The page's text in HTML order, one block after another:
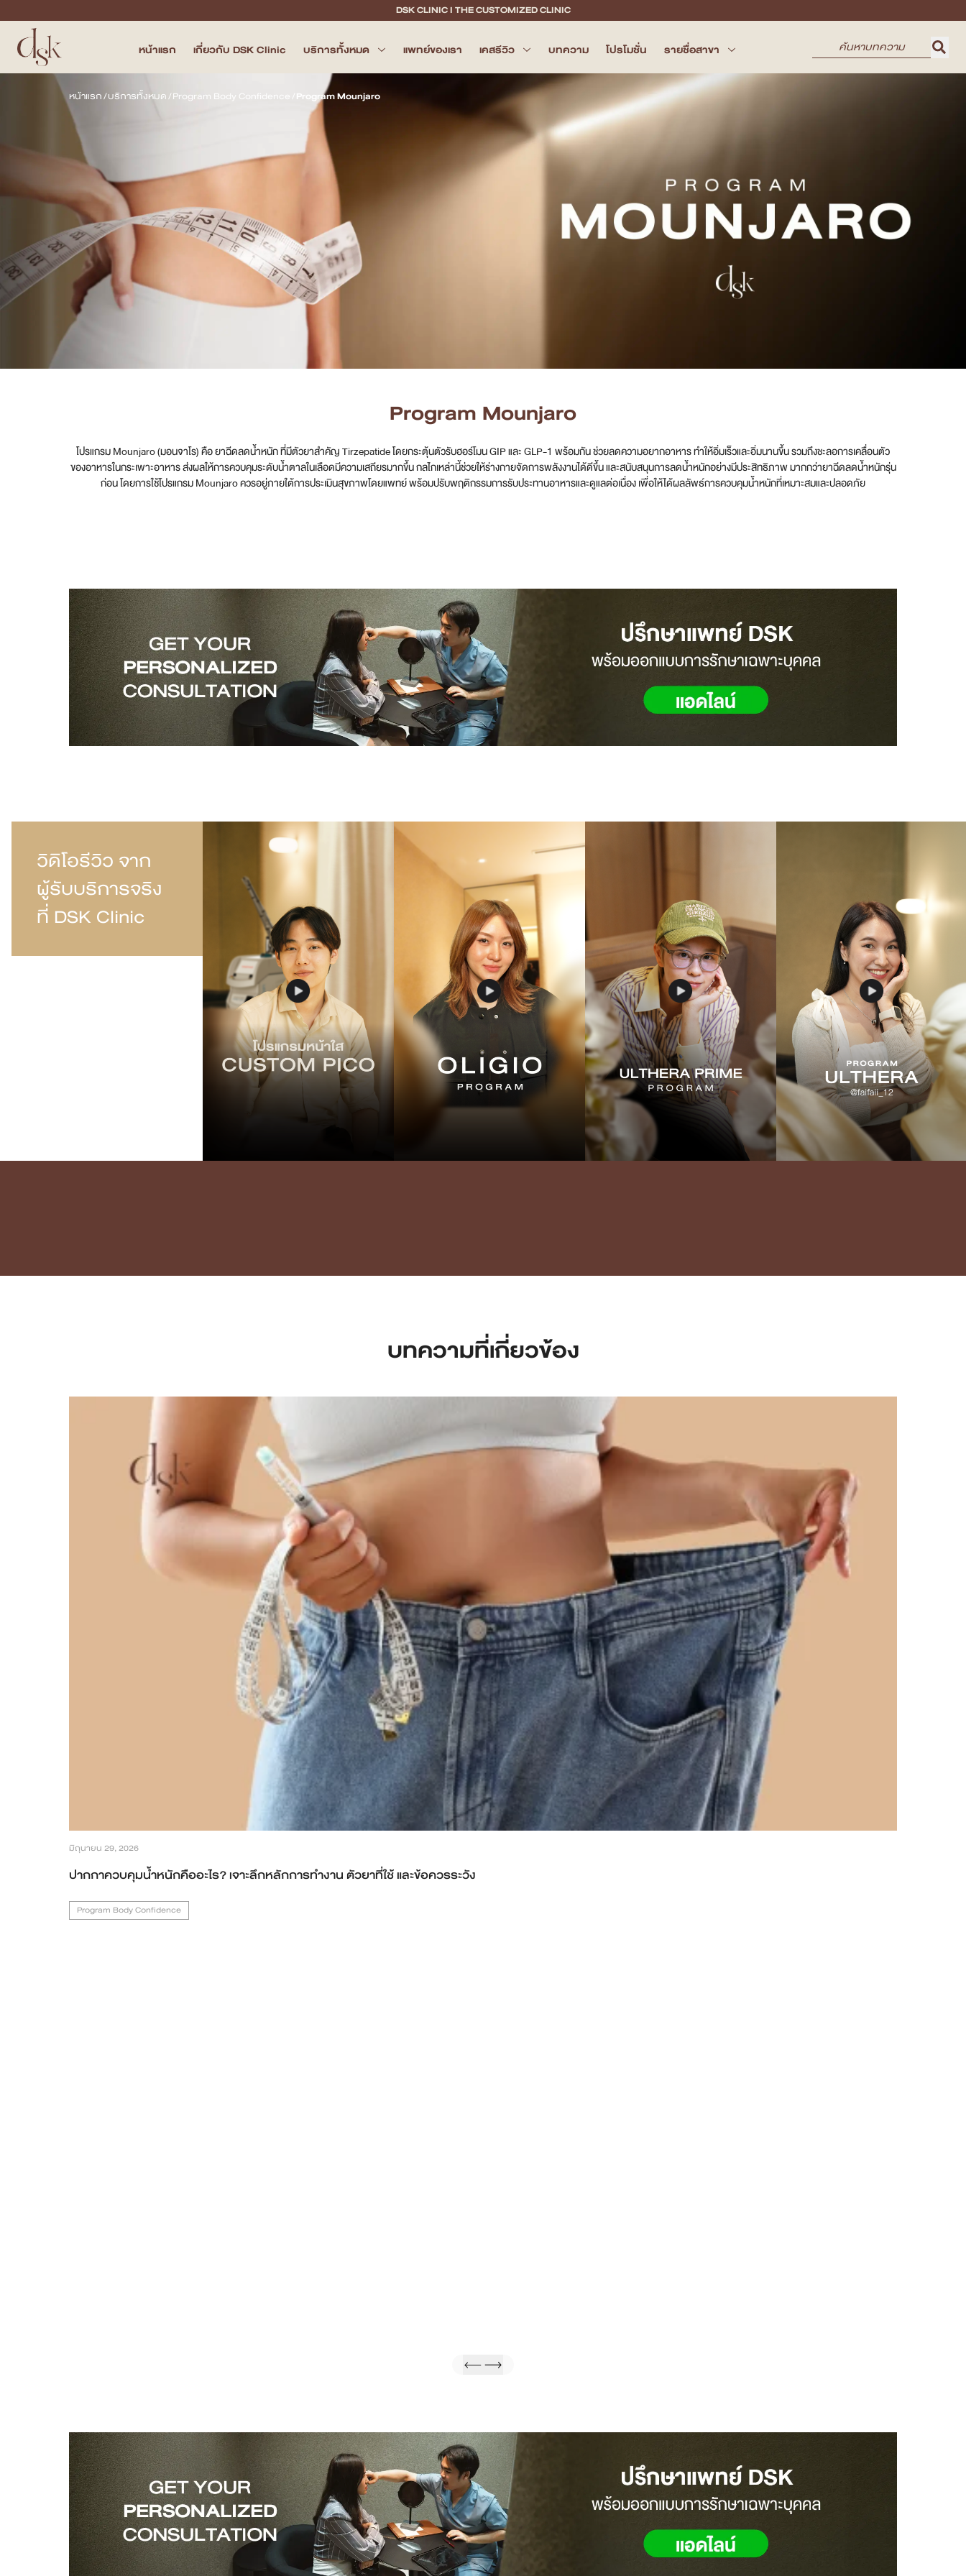
DSK CLINIC I THE CUSTOMIZED CLINIC
หน้าแรก เกี่ยวกับ DSK Clinic บริการทั้งหมด แพทย์ของเรา เคสรีวิว บทความ โปรโมชั่น รายชื่อสาขา
หน้าแรก
เกี่ยวกับ DSK Clinic
บริการทั้งหมด
Program Filler & Lifting
Program Acne Scar
Program Skin Quality
Program Body Confidence
แพทย์ของเรา
เคสรีวิว
บทความ
สาขา Stadium One
สาขา Asoke
สาขา MRT สุทธิสาร
สาขา เซ็นทรัลปิ่นเกล้า
สาขา บางนา
หน้าแรก/บริการทั้งหมด/Program Body Confidence/Program Mounjaro
Program Mounjaro
โปรแกรม Mounjaro (มอนจาโร) คือ ยาฉีดลดน้ำหนัก ที่มีตัวยาสำคัญ Tirzepatide โดยกระตุ้นตัวรับฮอร์โมน GIP และ GLP-1 พร้อมกัน ช่วยลดความอยากอาหาร ทำให้อิ่มเร็วและอิ่มนานขึ้น รวมถึงชะลอการเคลื่อนตัว
ของอาหารในกระเพาะอาหาร ส่งผลให้การควบคุมระดับน้ำตาลในเลือดมีความเสถียรมากขึ้น กลไกเหล่านี้ช่วยให้ร่างกายจัดการพลังงานได้ดีขึ้น และสนับสนุนการลดน้ำหนักอย่างมีประสิทธิภาพ มากกว่ายาฉีดลดน้ำหนักรุ่น
ก่อน โดยการใช้โปรแกรม Mounjaro ควรอยู่ภายใต้การประเมินสุขภาพโดยแพทย์ พร้อมปรับพฤติกรรมการรับประทานอาหารและดูแลต่อเนื่อง เพื่อให้ได้ผลลัพธ์การควบคุมน้ำหนักที่เหมาะสมและปลอดภัย
วิดิโอรีวิว จาก
ผู้รับบริการจริง
ที่ DSK Clinic
บทความที่เกี่ยวข้อง
มิถุนายน 29, 2026
ปากกาควบคุมน้ำหนักคืออะไร? เจาะลึกหลักการทำงาน ตัวยาที่ใช้ และข้อควรระวัง
Program Body Confidence